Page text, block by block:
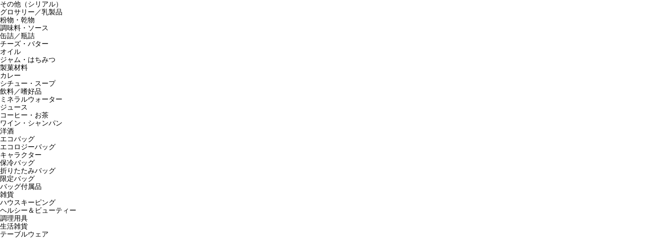
その他（シリアル）
グロサリー／乳製品
粉物・乾物
調味料・ソース
缶詰／瓶詰
チーズ・バター
オイル
ジャム・はちみつ
製菓材料
カレー
シチュー・スープ
飲料／嗜好品
ミネラルウォーター
ジュース
コーヒー・お茶
ワイン・シャンパン
洋酒
エコバッグ
エコロジーバッグ
キャラクター
保冷バッグ
折りたたみバッグ
限定バッグ
バッグ付属品
雑貨
ハウスキーピング
ヘルシー＆ビューティー
調理用具
生活雑貨
テーブルウェア